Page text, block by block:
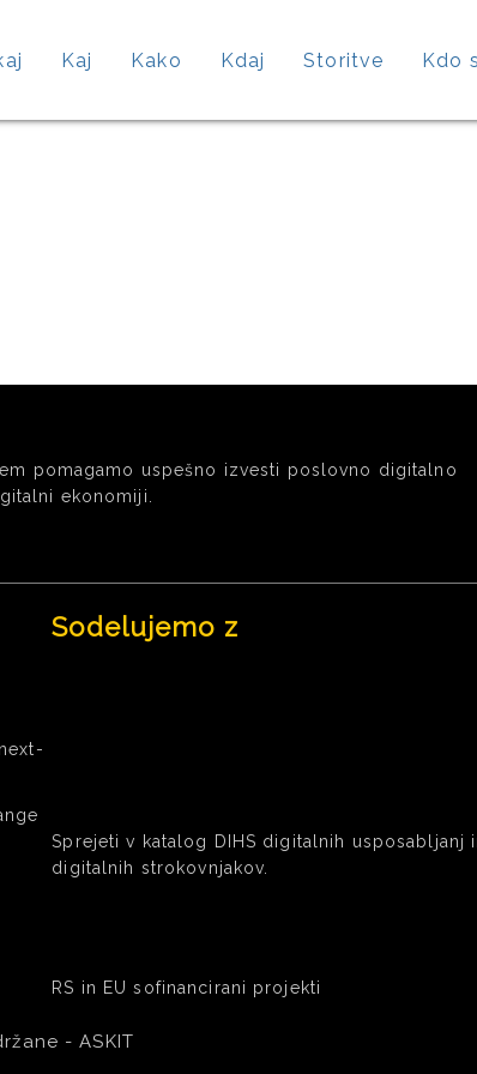
Kaj Kako Kdaj Storitve Kdo
pomagamo uspešno izvesti poslovno digitalno
ekonomiji.
Sodelujemo z
Sprejeti v katalog DIHS digitalnih usposabljanj
digitalnih strokovnjakov.
RS in EU sofinancirani projekti
- ASKIT